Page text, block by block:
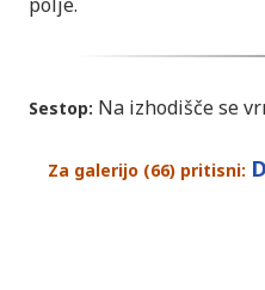
Sestop: Na izhodišče se
Za galerijo (66) pritisni: